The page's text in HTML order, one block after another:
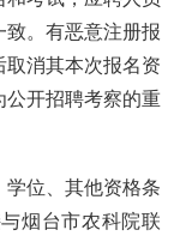
致。有恶意注册报
消其本次报名资
公开招聘考察的重
学位、其他资格条
烟台市农科院联